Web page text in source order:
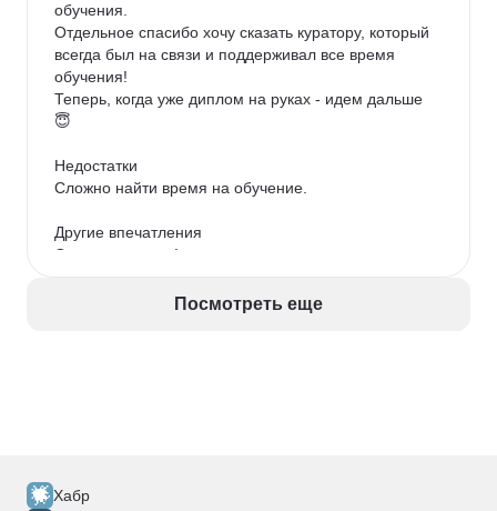
обучения.
Отдельное спасибо хочу сказать куратору, который
всегда был на связи и поддерживал все время
обучения!
Теперь, когда уже диплом на руках - идем дальше
😇
Недостатки
Сложно найти время на обучение.
Другие впечатления
Отличные курсы!
Посмотреть еще
Хабр